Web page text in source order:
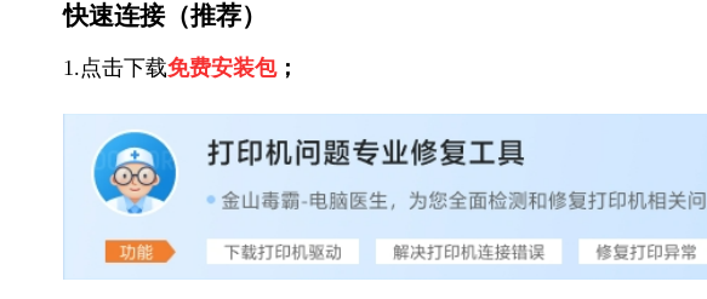
快速连接（推荐）
1.点击下载免费安装包；